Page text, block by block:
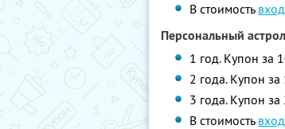
В стоимость
Персональный
1 год. Купон за
2 года. Купон
3 года. Купон
В стоимость